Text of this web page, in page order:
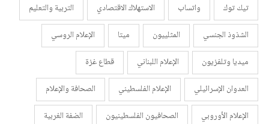
تيك توك
واتساب الاستهلاك الاقتصادي
التربية والتعليم
الشذوذ الجنسي
المثلييون ميتا
الإعلام الروسي
ميديا وتلفزيون
الإعلام اللبناني
قطاع غزة
العدوان الإسرائيلي
الإعلام الفلسطيني
الصحافة والإعلام
الإعلام الأوروبي
الصحافيون الفلسطينيون
الضفة الغربية